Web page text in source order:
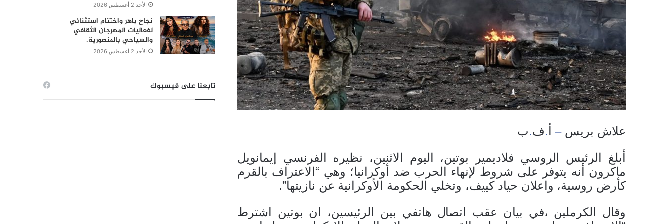
علاش بريس –
.ف.ب
أبلغ الرئيس الروسي فلاديمير بوتين، اليوم الاثنين، نظيره الفرنسي إيمانويل
ماكرون أنه يتوفر على شروط لإنهاء الحرب ضد أوكرانيا؛ وهي “الاعتراف بالقرم
كأرض روسية، واعلان حياد كييف، وتخلي الحكومة الأوكرانية عن نازيتها”.
وقال الكرملين ،في بيان عقب اتصال هاتفي بين الرئيسين، ان بوتين اشترط
الأحد 2 أغسطس 2026
نجاح باهر واختتام استثنائي
لفعاليات المهرجان الثقافي
والسياحي بالمنصورية.
الأحد 2 أغسطس 2026
تابعنا على فيسبوك